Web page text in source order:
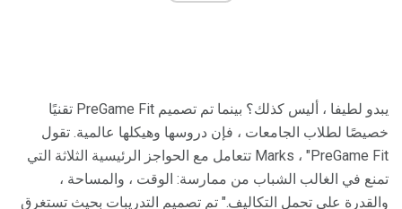
يبدو لطيفا ، أليس كذلك؟ بينما تم تصميم PreGame Fit تقنيًا
خصيصًا لطلاب الجامعات ، فإن دروسها وهيكلها عالمية. تقول
Marks ، "PreGame Fit تتعامل مع الحواجز الرئيسية الثلاثة التي
تمنع في الغالب الشباب من ممارسة: الوقت ، والمساحة ،
والقدرة على تحمل التكاليف." تم تصميم التدريبات بحيث تستغرق